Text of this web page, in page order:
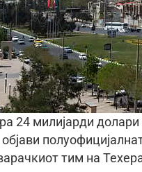
24 милијарди
тим на